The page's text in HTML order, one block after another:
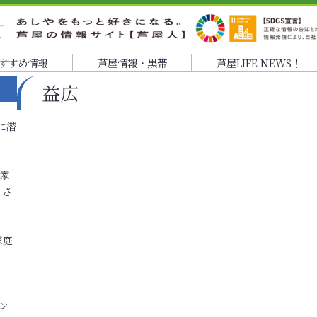
すめ情報 芦屋情報・黒帯 芦屋LIFE NEWS！
益広
潜